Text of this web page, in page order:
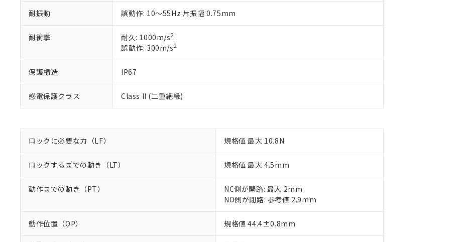
耐振動 誤動作: 10～55Hz 片振幅 0.75mm
耐衝撃 耐久: 1000m/s2
誤動作: 300m/s2
保護構造 IP67
感電保護クラス Class II (二重絶縁)
ロックに必要な力（LF） 規格値 最大 10.8N
ロックするまでの動き（LT） 規格値 最大 4.5mm
動作までの動き（PT）
NC側が開路: 最大 2mm
NO側が閉路: 参考値 2.9mm
動作位置（OP） 規格値 44.4±0.8mm
オムロン制御機器販売店や当社販売拠点は「
お客様が当ウェブサイト上で当社にご登録された部品リストについて、当社および当社の
さい。
※当社の共同利用者とは、
※3 非含有証明書ダウンロード
下記の非含有証明書をダウンロードすることができます。
EU RoHS指令（10物質）の非含有証明書
※本証明書は発行日時点で非含有を証明するもので、過去に遡って非含有を証明するものでは
また、RoHS指令のフタル酸エステル類４物質の対応では、対応完了までの期間は出荷製品
り割愛しております。
※2 環境保護使用期限
「ｅ」：有害物質（10物質）のすべてが基準値以下であることを示します。
「10」：通常の使用状況下において有害物質が外部に漏えいし、環境に深刻な影響を及ぼさな
味します。
また当社は、販売先および販売に係わる関係者が違法に輸出するおそれがある場合は、取
－
在庫なし(最新の在庫状況については、お客様のお取引先、またはお客様担当のオム
空
受注生産機種、また在庫状況の情報を公開していない機種